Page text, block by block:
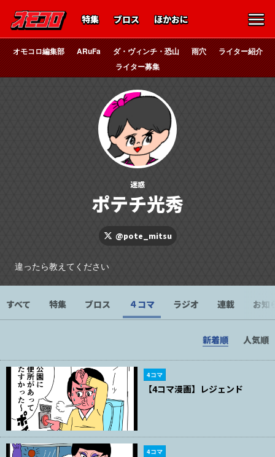
特集 ブロス ほかおに
オモコロ編集部 ARuFa ダ・ヴィンチ・恐山 雨穴
ライター紹介
ライター募集
迷惑
ポテチ光秀
@pote_mitsu
違ったら教えてください
すべて 特集 ブロス ４コマ ラジオ 連載 お知
新着順 人気順
4コマ
【4コマ漫画】レジェンド
4コマ